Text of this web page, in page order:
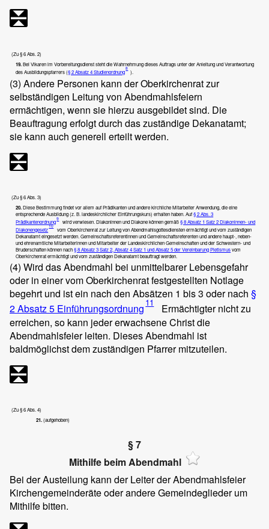
(Zu § 6 Abs. 2)
19.Bei Vikaren im Vorbereitungsdienst steht die Wahrnehmung dieses Auftrags unter der Anleitung und Verantwortung
des Ausbildungspfarrers (§ 2 Absatz 4 Studienordnung
8
).
(3) Andere Personen kann der Oberkirchenrat zur
selbständigen Leitung von Abendmahlsfeiern
ermächtigen, wenn sie hierzu ausgebildet sind. Die
Beauftragung erfolgt durch das zuständige Dekanatamt;
sie kann auch generell erteilt werden.
(Zu § 6 Abs. 3)
20.Diese Bestimmung findet vor allem auf Prädikanten und andere kirchliche Mitarbeiter Anwendung, die eine
entsprechende Ausbildung (z. B. landeskirchlicher Einführungskurs) erhalten haben. Auf§ 2 Abs. 3
Prädikantenordnung
9
wird verwiesen. Diakoninnen und Diakone können gemäß§ 8 Absatz 1 Satz 2 Diakoninnen- und
Diakonengesetz
10
vom Oberkirchenrat zur Leitung von Abendmahlsgottesdiensten ermächtigt und vom zuständigen
Dekanatamt eingesetzt werden. Gemeinschaftsreferentinnen und Gemeinschaftsreferenten und andere haupt-, neben-
und ehrenamtliche Mitarbeiterinnen und Mitarbeiter der Landeskirchlichen Gemeinschaften und der Schwestern- und
Bruderschaften können nach§ 8 Absatz 3 Satz 2, Absatz 4 Satz 1 und Absatz 5 der Vereinbarung Pietismusvom
Oberkirchenrat ermächtigt und vom zuständigen Dekanatamt beauftragt werden.
(4) Wird das Abendmahl bei unmittelbarer Lebensgefahr
oder in einer vom Oberkirchenrat festgestellten Notlage
begehrt und ist ein nach den Absätzen 1 bis 3 oder nach §
2Absatz 5 Einführungsordnung 11
Ermächtigter nicht zu
erreichen, so kann jeder erwachsene Christ die
Abendmahlsfeier leiten. Dieses Abendmahl ist
baldmöglichst dem zuständigen Pfarrer mitzuteilen.
(Zu § 6 Abs. 4)
21.(aufgehoben)
§ 7
Mithilfe beim Abendmahl
Bei der Austeilung kann der Leiter der Abendmahlsfeier
Kirchengemeinderäte oder andere Gemeindeglieder um
Mithilfe bitten.